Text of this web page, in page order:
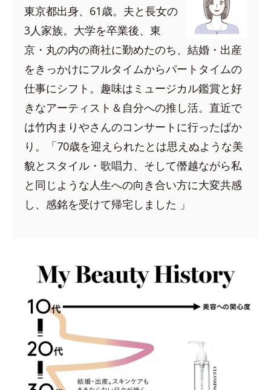
東京都出身、61歳。夫と長女の
3人家族。大学を卒業後、東
京・丸の内の商社に勤めたのち、結婚・出産
をきっかけにフルタイムからパートタイムの
仕事にシフト。趣味はミュージカル鑑賞と好
きなアーティスト＆自分への推し活。直近で
は竹内まりやさんのコンサートに行ったばか
り。「70歳を迎えられたとは思えぬような美
貌とスタイル・歌唱力、そして僭越ながら私
と同じような人生への向き合い方に大変共感
し、感銘を受けて帰宅しました 」